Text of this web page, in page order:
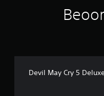
Devil May Cry 5